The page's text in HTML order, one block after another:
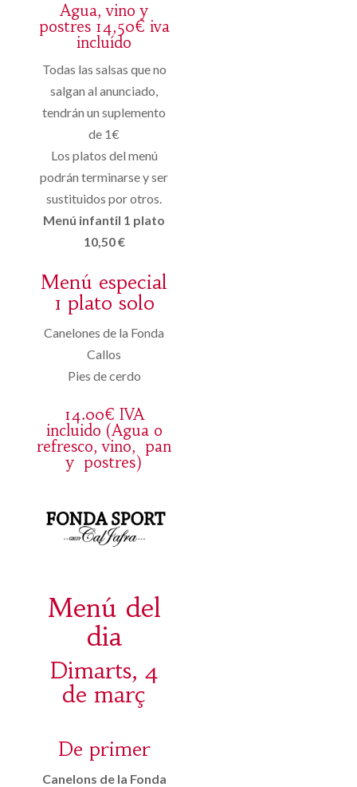
Agua, vino y
postres 14,50€ iva
incluído
Todas las salsas que no
salgan al anunciado,
tendrán un suplemento
de 1€
Los platos del menú
podrán terminarse y ser
sustituidos por otros.
Menú infantil 1 plato
10,50 €
Menú especial
1 plato solo
Canelones de la Fonda
Callos
Pies de cerdo
14.00€ IVA
incluido (Agua o
refresco, vino, pan
y postres)
Menú del
dia
Dimarts, 4
de març
De primer
Canelons de la Fonda